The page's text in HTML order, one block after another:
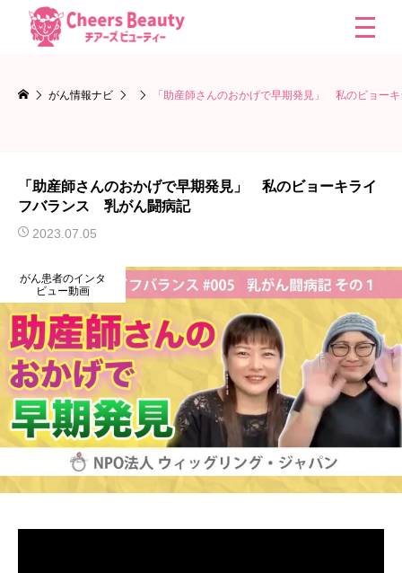
がん情報ナビ 「助産師さんのおかげで早期発見」 私のビョー
「助産師さんのおかげで早期発見」 私のビョーキライ
フバランス 乳がん闘病記
2023.07.05
がん患者のインタ
ビュー動画